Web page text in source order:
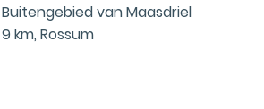
Buitengebied van Maasdriel
9 km, Rossum